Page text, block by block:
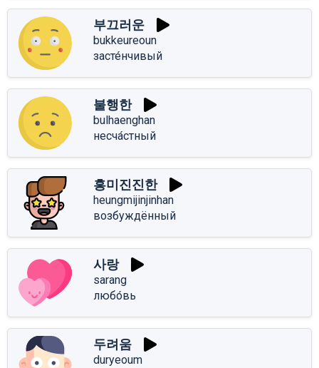
부끄러운
bukkeureoun
засте́нчивый
불행한
bulhaenghan
несча́стный
흥미진진한
heungmijinjinhan
возбуждённый
사랑
sarang
любо́вь
두려움
duryeoum